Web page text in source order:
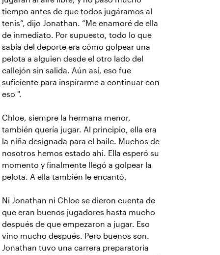
tiempo antes de que todos jugáramos al
tenis”, dijo Jonathan. “Me enamoré de ella
de inmediato. Por supuesto, todo lo que
sabía del deporte era cómo golpear una
pelota a alguien desde el otro lado del
callejón sin salida. Aún así, eso fue
suficiente para inspirarme a continuar con
eso ".
Chloe, siempre la hermana menor,
también quería jugar. Al principio, ella era
la niña designada para el baile. Muchos de
nosotros hemos estado ahi. Ella esperó su
momento y finalmente llegó a golpear la
pelota. A ella también le encantó.
Ni Jonathan ni Chloe se dieron cuenta de
que eran buenos jugadores hasta mucho
después de que empezaron a jugar. Eso
vino mucho después. Pero buenos son.
Jonathan tuvo una carrera preparatoria